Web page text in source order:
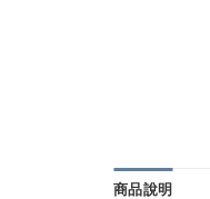
商品說明